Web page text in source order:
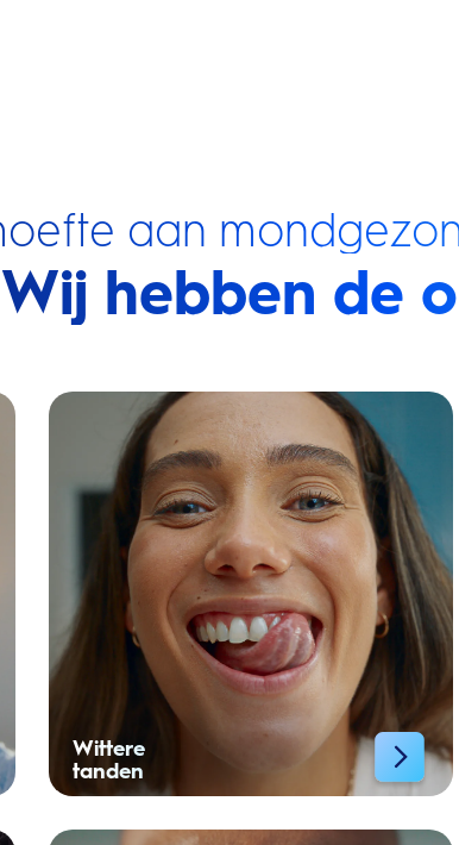
aan
Wij hebben de
Wittere
tanden